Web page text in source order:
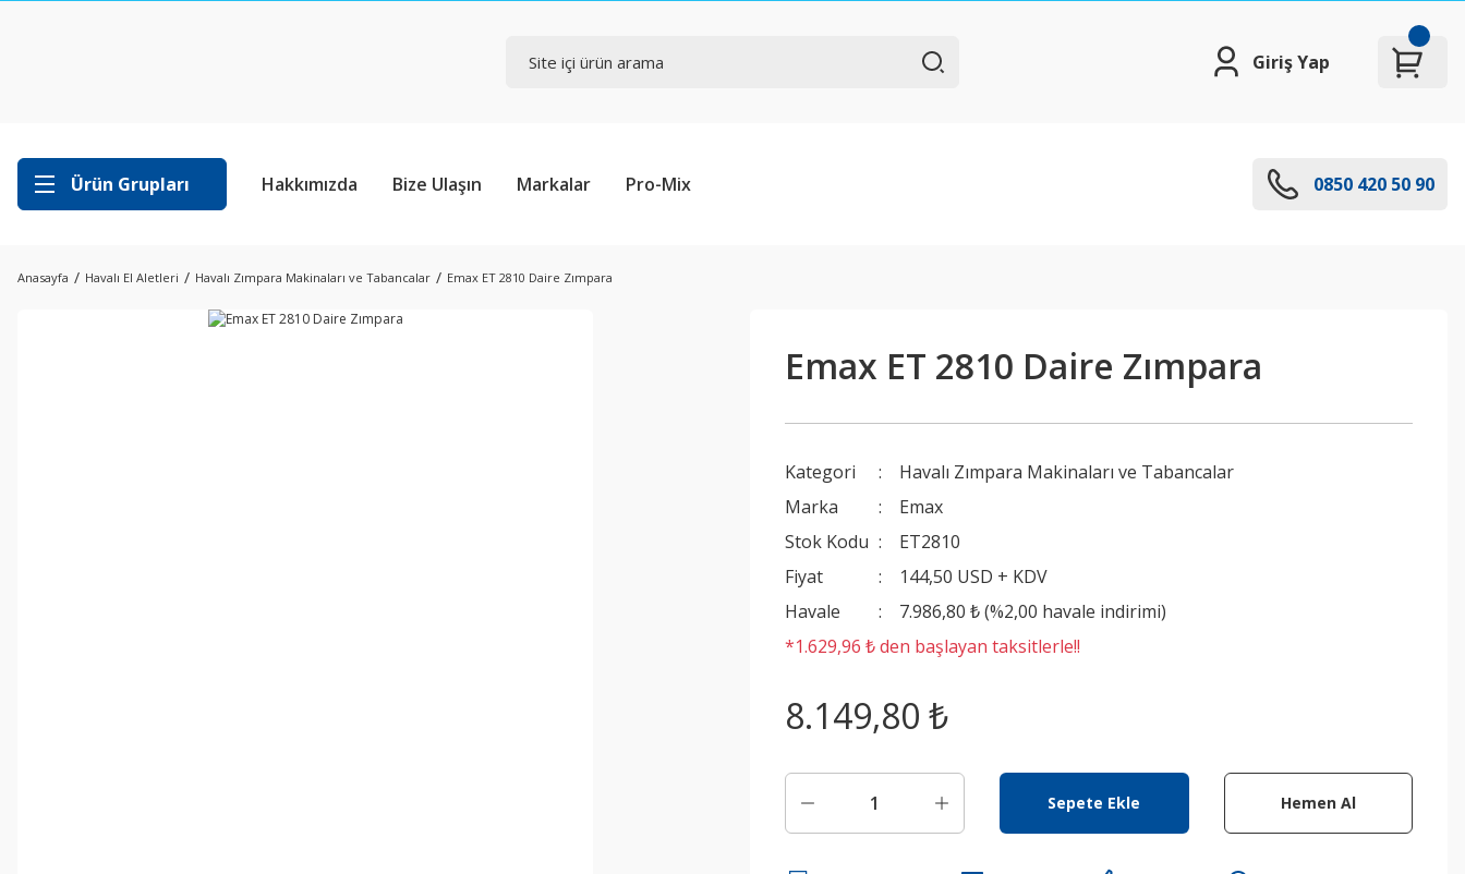
Giriş Yap
Ürün Grupları Hakkımızda Bize Ulaşın Markalar Pro-Mix 0850 420 50 90
Anasayfa Havalı El Aletleri Havalı Zımpara Makinaları ve Tabancalar Emax ET 2810 Daire Zımpara
Emax ET 2810 Daire Zımpara
Kategori
Havalı Zımpara Makinaları ve Tabancalar
Marka
Emax
Stok Kodu
ET2810
Fiyat
144,50 USD + KDV
Havale
7.986,80 ₺ (%2,00 havale indirimi)
*1.629,96 ₺ den başlayan taksitlerle!!
8.149,80 ₺
Sepete Ekle Hemen Al